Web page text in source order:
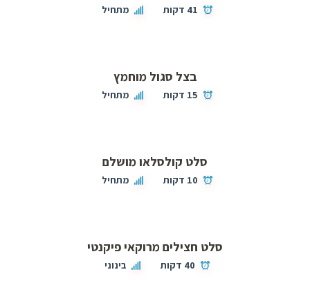
41 דקות מתחיל
בצל סגול מוחמץ
15 דקות מתחיל
סלט קולסלאו מושלם
10 דקות מתחיל
סלט חצילים מרוקאי פיקנטי
40 דקות בינוני